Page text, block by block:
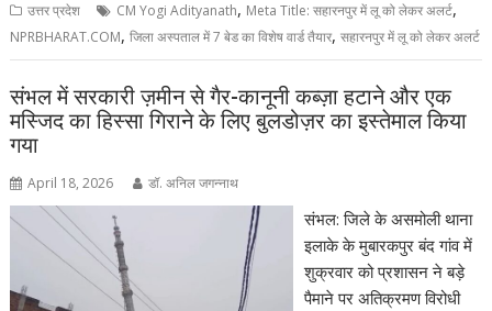
उत्तर प्रदेश CM Yogi Adityanath, Meta Title: सहारनपुर में लू को लेकर अलर्ट,
NPRBHARAT.COM,जिला अस्पताल में 7 बेड का विशेष वार्ड तैयार,सहारनपुर में लू को लेकर अलर्ट
संभल में सरकारी ज़मीन से गैर-कानूनी कब्ज़ा हटाने और एक
मस्जिद का हिस्सा गिराने के लिए बुलडोज़र का इस्तेमाल किया
गया
April 18, 2026 डॉ. अनिल जगन्नाथ
संभल: जिले के असमोली थाना
इलाके के मुबारकपुर बंद गांव में
शुक्रवार को प्रशासन ने बड़े
पैमाने पर अतिक्रमण विरोधी